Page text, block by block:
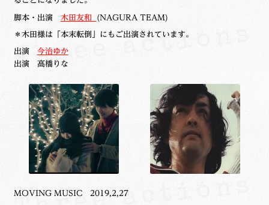
脚本・出演 木田友和 (NAGURA TEAM)
＊木田様は「本末転倒」にもご出演されています。
出演 今治ゆか
出演 高橋りな
MOVING MUSIC 2019,2,27